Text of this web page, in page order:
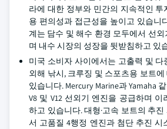
라에 대한 정부와 민간의 지속적인 투
용 편의성과 접근성을 높이고 있습니
계는 담수 및 해수 환경 모두에서 선
며 내수 시장의 성장을 뒷받침하고 있
미국 소비자 사이에서는 고출력 및
외해 낚시, 크루징 및 스포츠용 보트
있습니다. Mercury Marine과 Yamaha
V8 및 V12 선외기 엔진을 공급하며
하고 있습니다. 대형·고속 보트의 추
서 고품질 4행정 엔진과 첨단 추진 시